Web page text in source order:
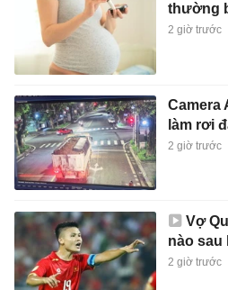
thường
2 giờ trước
Camera
làm rơi
2 giờ trước
Vợ
nào sau
2 giờ trước